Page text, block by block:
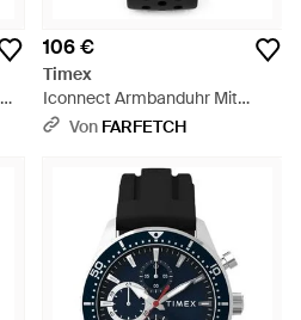
106 €
Timex
Iconnect Armbanduhr Mit
Eckigem Gestell 36Mm -
Von FARFETCH